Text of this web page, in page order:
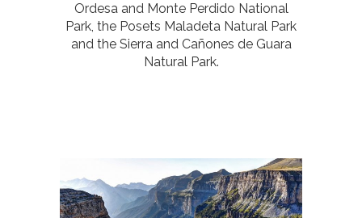
Ordesa and Monte Perdido National
Park, the Posets Maladeta Natural Park
and the Sierra and Cañones de Guara
Natural Park.